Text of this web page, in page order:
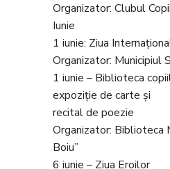
Organizator: Clubul
Iunie
1 iunie: Ziua
Organizator: Municipiul
1 iunie – Biblioteca
expoziție de carte și
recital de poezie
Organizator: Biblioteca
Boiu”
6 iunie – Ziua Eroilor